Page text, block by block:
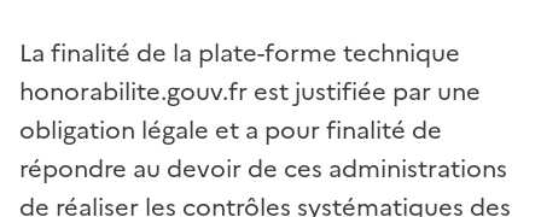
La finalité de la plate-forme technique
honorabilite.gouv.fr est justifiée par une
obligation légale et a pour finalité de
répondre au devoir de ces administrations
de réaliser les contrôles systématiques des